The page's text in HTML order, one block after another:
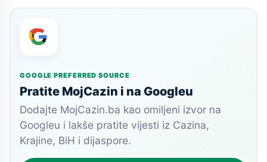
GOOGLE PREFERRED SOURCE
Pratite MojCazin i na Googleu
Dodajte MojCazin.ba kao omiljeni izvor na
Googleu i lakše pratite vijesti iz Cazina,
Krajine, BiH i dijaspore.